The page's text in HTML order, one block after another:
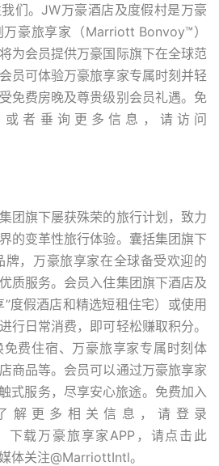
们。JW万豪酒店及度假村是万豪
豪旅享家（Marriott Bonvoy™）
为会员提供万豪国际旗下在全球范
员可体验万豪旅享家专属时刻并轻
免费房晚及尊贵级别会员礼遇。免
者垂询更多信息，请访问
团旗下屡获殊荣的旅行计划，致力
的变革性旅行体验。囊括集团旗下
，万豪旅享家在全球备受欢迎的
质服务。会员入住集团旗下酒店及
度假酒店和精选短租住宅）或使用
行日常消费，即可轻松赚取积分。
费住宿、万豪旅享家专属时刻体
商品等。会员可以通过万豪旅享家
式服务，尽享安心旅途。免费加入
解更多相关信息，请登录
下载万豪旅享家APP，请点击此
体关注@MarriottIntl。